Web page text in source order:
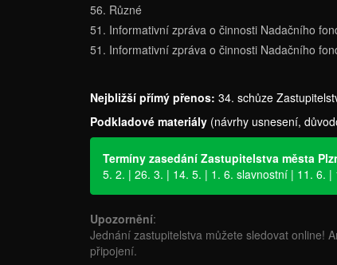
56. Různé
51. Informativní zpráva o činnosti Nadačního
51. Informativní zpráva o činnosti Nadačního
Nejbližší přímý přenos: 34. schůze
Podkladové materiály (návrhy usnesení,
Termíny zasedání Zastupitelstva města
5. 2. | 26. 3. | 14. 5. | 1. 6. slavnostní | 11. 6. |
Upozornění:
Jednání zastupitelstva můžete sledovat online!
připojení.